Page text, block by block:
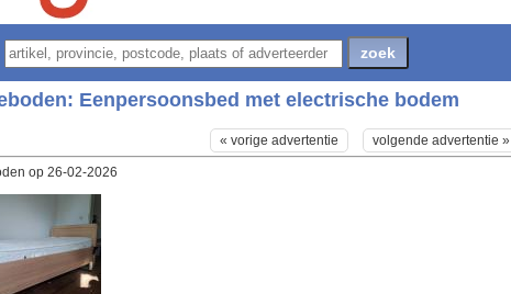
Eenpersoonsbed met electrische bodem
« vorige advertentie volgende advertentie »
op 26-02-2026